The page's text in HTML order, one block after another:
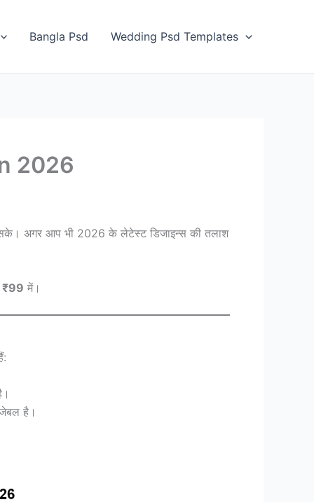
Bangla Psd Wedding Psd Templates
2026
सके। अगर आप भी 2026 के लेटेस्ट डिजाइन्स की तलाश
₹99 में।
है।